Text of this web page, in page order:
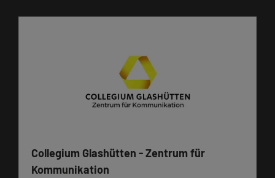
Collegium Glashütten - Zentrum für
Kommunikation